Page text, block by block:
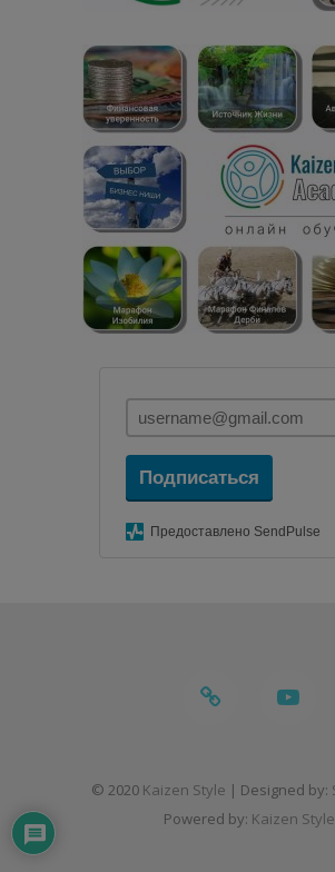
Подписаться
Предоставлено SendPulse
telegram
© 2020 Kaizen Style | Designed by:
Powered by: Kaizen Style